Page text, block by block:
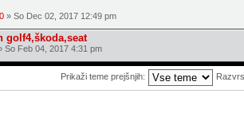
» So Dec 02, 2017 12:49 pm
golf4,škoda,seat
So Feb 04, 2017 4:31 pm
Prikaži teme prejšnjih: